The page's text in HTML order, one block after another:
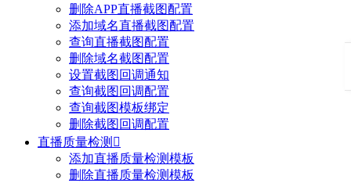
删除APP直播截图配置
添加域名直播截图配置
查询直播截图配置
删除域名截图配置
设置截图回调通知
查询截图回调配置
查询截图模板绑定
删除截图回调配置
直播质量检测 
添加直播质量检测模板
删除直播质量检测模板